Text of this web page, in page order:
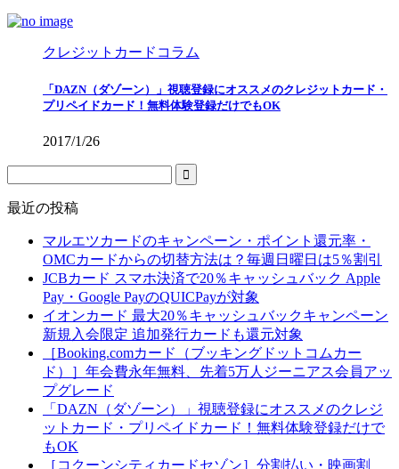
クレジットカードコラム
「DAZN（ダゾーン）」視聴登録にオススメのクレジットカード・
プリペイドカード！無料体験登録だけでもOK
2017/1/26
最近の投稿
マルエツカードのキャンペーン・ポイント還元率・
OMCカードからの切替方法は？毎週日曜日は5％割引
JCBカード スマホ決済で20％キャッシュバック Apple
Pay・Google PayのQUICPayが対象
イオンカード 最大20％キャッシュバックキャンペーン
新規入会限定 追加発行カードも還元対象
［Booking.comカード（ブッキングドットコムカー
ド）］年会費永年無料、先着5万人ジーニアス会員アッ
プグレード
「DAZN（ダゾーン）」視聴登録にオススメのクレジ
ットカード・プリペイドカード！無料体験登録だけで
もOK
［コクーンシティカードセゾン］分割払い・映画割